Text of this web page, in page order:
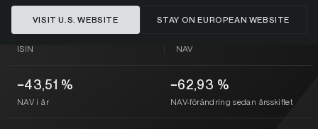
DE000A3GVKZ1
ISIN NAV
−43,51 %
NAV i år
−62,93 %
NAV-förändring sedan årsskiftet
VISIT U.S. WEBSITE STAY ON EUROPEAN WEBSITE